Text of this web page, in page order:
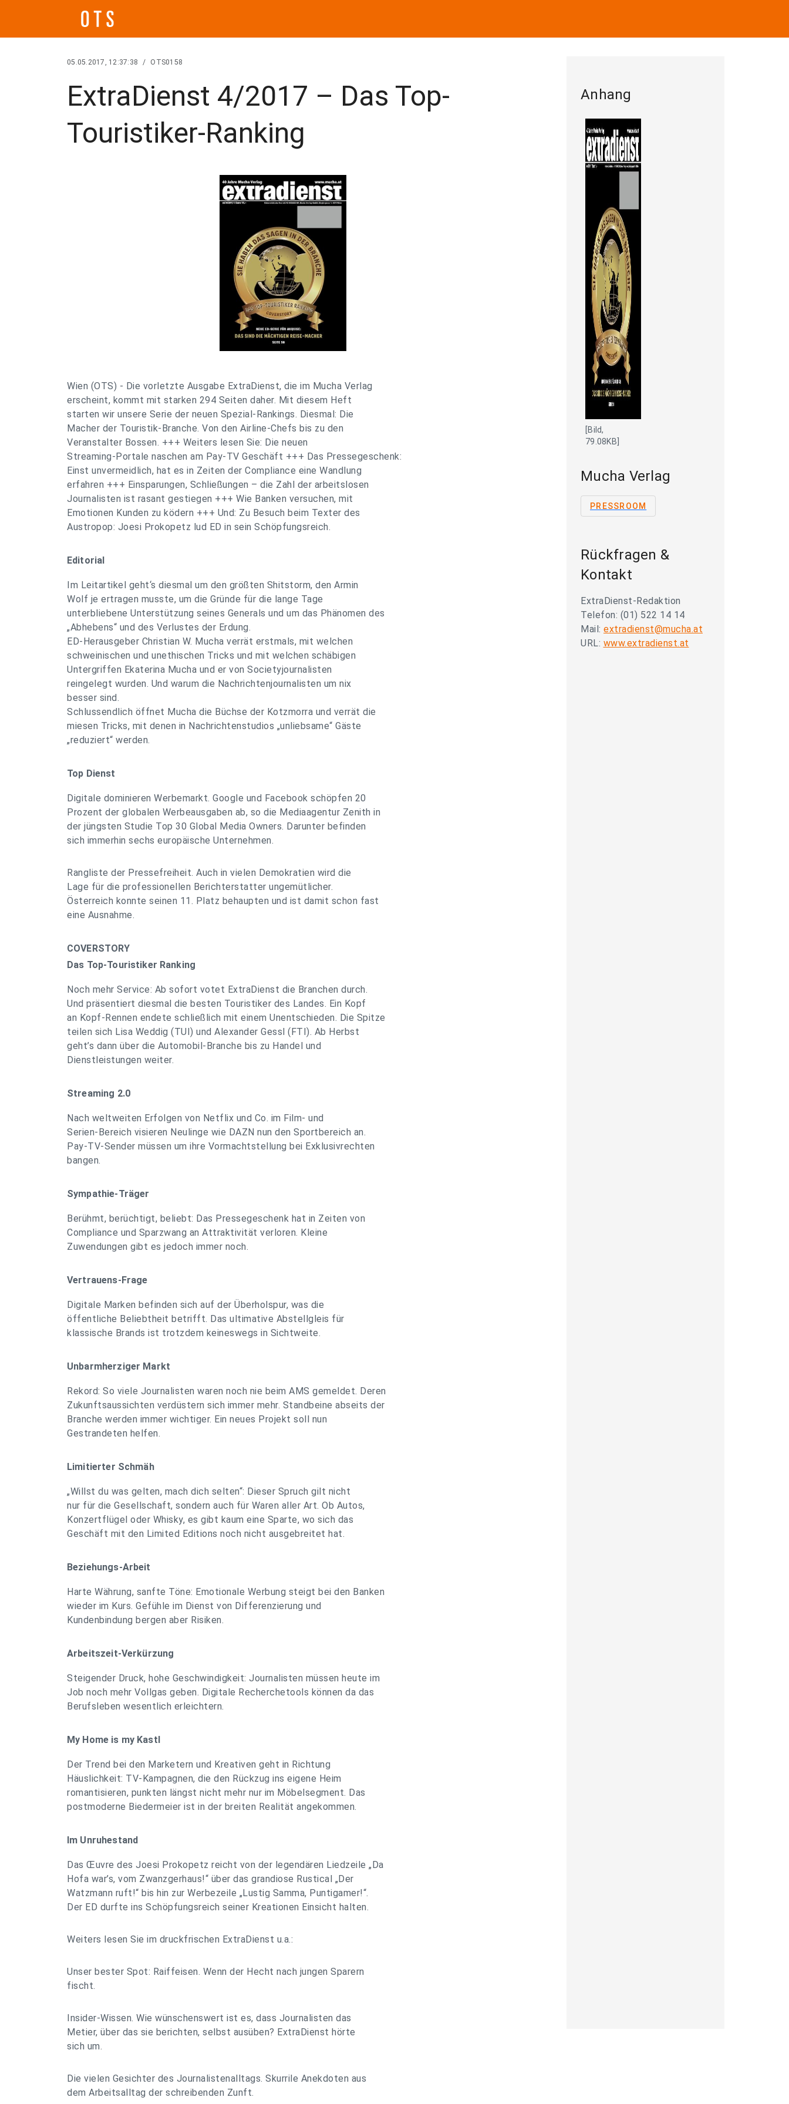
05.05.2017, 12:37:38 / OTS0158
ExtraDienst 4/2017 – Das Top-
Touristiker-Ranking
Wien (OTS) - Die vorletzte Ausgabe ExtraDienst, die im Mucha Verlag
erscheint, kommt mit starken 294 Seiten daher. Mit diesem Heft
starten wir unsere Serie der neuen Spezial-Rankings. Diesmal: Die
Macher der Touristik-Branche. Von den Airline-Chefs bis zu den
Veranstalter Bossen. +++ Weiters lesen Sie: Die neuen
Streaming-Portale naschen am Pay-TV Geschäft +++ Das Pressegeschenk:
Einst unvermeidlich, hat es in Zeiten der Compliance eine Wandlung
erfahren +++ Einsparungen, Schließungen – die Zahl der arbeitslosen
Journalisten ist rasant gestiegen +++ Wie Banken versuchen, mit
Emotionen Kunden zu ködern +++ Und: Zu Besuch beim Texter des
Austropop: Joesi Prokopetz lud ED in sein Schöpfungsreich.
Editorial
Im Leitartikel geht‘s diesmal um den größten Shitstorm, den Armin
Wolf je ertragen musste, um die Gründe für die lange Tage
unterbliebene Unterstützung seines Generals und um das Phänomen des
„Abhebens“ und des Verlustes der Erdung.
ED-Herausgeber Christian W. Mucha verrät erstmals, mit welchen
schweinischen und unethischen Tricks und mit welchen schäbigen
Untergriffen Ekaterina Mucha und er von Societyjournalisten
reingelegt wurden. Und warum die Nachrichtenjournalisten um nix
besser sind.
Schlussendlich öffnet Mucha die Büchse der Kotzmorra und verrät die
miesen Tricks, mit denen in Nachrichtenstudios „unliebsame“ Gäste
„reduziert“ werden.
Top Dienst
Digitale dominieren Werbemarkt. Google und Facebook schöpfen 20
Prozent der globalen Werbeausgaben ab, so die Mediaagentur Zenith in
der jüngsten Studie Top 30 Global Media Owners. Darunter befinden
sich immerhin sechs europäische Unternehmen.
Rangliste der Pressefreiheit. Auch in vielen Demokratien wird die
Lage für die professionellen Berichterstatter ungemütlicher.
Österreich konnte seinen 11. Platz behaupten und ist damit schon fast
eine Ausnahme.
COVERSTORY
Das Top-Touristiker Ranking
Noch mehr Service: Ab sofort votet ExtraDienst die Branchen durch.
Und präsentiert diesmal die besten Touristiker des Landes. Ein Kopf
an Kopf-Rennen endete schließlich mit einem Unentschieden. Die Spitze
teilen sich Lisa Weddig (TUI) und Alexander Gessl (FTI). Ab Herbst
geht’s dann über die Automobil-Branche bis zu Handel und
Dienstleistungen weiter.
Streaming 2.0
Nach weltweiten Erfolgen von Netflix und Co. im Film- und
Serien-Bereich visieren Neulinge wie DAZN nun den Sportbereich an.
Pay-TV-Sender müssen um ihre Vormachtstellung bei Exklusivrechten
bangen.
Sympathie-Träger
Berühmt, berüchtigt, beliebt: Das Pressegeschenk hat in Zeiten von
Compliance und Sparzwang an Attraktivität verloren. Kleine
Zuwendungen gibt es jedoch immer noch.
Vertrauens-Frage
Digitale Marken befinden sich auf der Überholspur, was die
öffentliche Beliebtheit betrifft. Das ultimative Abstellgleis für
klassische Brands ist trotzdem keineswegs in Sichtweite.
Unbarmherziger Markt
Rekord: So viele Journalisten waren noch nie beim AMS gemeldet. Deren
Zukunftsaussichten verdüstern sich immer mehr. Standbeine abseits der
Branche werden immer wichtiger. Ein neues Projekt soll nun
Gestrandeten helfen.
Limitierter Schmäh
„Willst du was gelten, mach dich selten“: Dieser Spruch gilt nicht
nur für die Gesellschaft, sondern auch für Waren aller Art. Ob Autos,
Konzertflügel oder Whisky, es gibt kaum eine Sparte, wo sich das
Geschäft mit den Limited Editions noch nicht ausgebreitet hat.
Beziehungs-Arbeit
Harte Währung, sanfte Töne: Emotionale Werbung steigt bei den Banken
wieder im Kurs. Gefühle im Dienst von Differenzierung und
Kundenbindung bergen aber Risiken.
Arbeitszeit-Verkürzung
Steigender Druck, hohe Geschwindigkeit: Journalisten müssen heute im
Job noch mehr Vollgas geben. Digitale Recherchetools können da das
Berufsleben wesentlich erleichtern.
My Home is my Kastl
Der Trend bei den Marketern und Kreativen geht in Richtung
Häuslichkeit: TV-Kampagnen, die den Rückzug ins eigene Heim
romantisieren, punkten längst nicht mehr nur im Möbelsegment. Das
postmoderne Biedermeier ist in der breiten Realität angekommen.
Im Unruhestand
Das Œuvre des Joesi Prokopetz reicht von der legendären Liedzeile „Da
Hofa war’s, vom Zwanzgerhaus!“ über das grandiose Rustical „Der
Watzmann ruft!“ bis hin zur Werbezeile „Lustig Samma, Puntigamer!“.
Der ED durfte ins Schöpfungsreich seiner Kreationen Einsicht halten.
Weiters lesen Sie im druckfrischen ExtraDienst u.a.:
Unser bester Spot: Raiffeisen. Wenn der Hecht nach jungen Sparern
fischt.
Insider-Wissen. Wie wünschenswert ist es, dass Journalisten das
Metier, über das sie berichten, selbst ausüben? ExtraDienst hörte
sich um.
Die vielen Gesichter des Journalistenalltags. Skurrile Anekdoten aus
dem Arbeitsalltag der schreibenden Zunft.
Anhang
[Bild,
79.08KB]
Mucha Verlag
PRESSROOM
Rückfragen &
Kontakt
ExtraDienst-Redaktion
Telefon: (01) 522 14 14
Mail: extradienst@mucha.at
URL: www.extradienst.at